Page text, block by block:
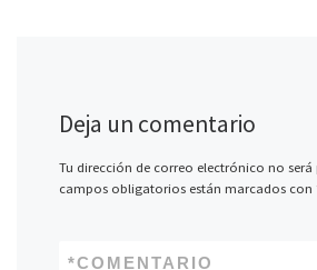
Deja un comentario
Tu dirección de correo electrónico no será
campos obligatorios están marcados con
COMENTARIO
*